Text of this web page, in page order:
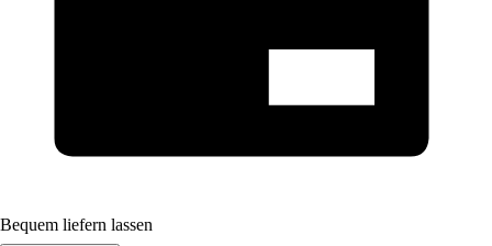
Bequem liefern lassen